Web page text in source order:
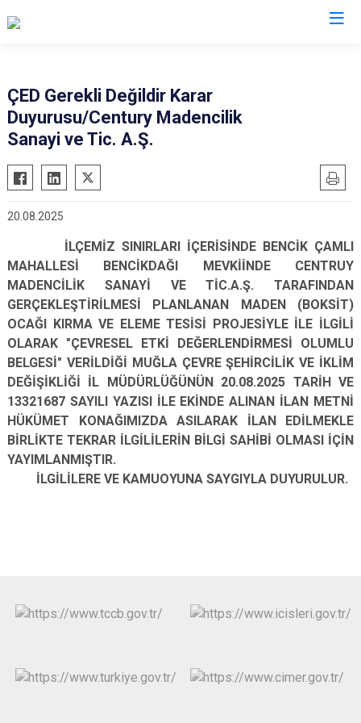
Bodrum
Datça
Marmaris
Milas
Menteşe
ÇED Gerekli Değildir Karar
Duyurusu/Century Madencilik
Sanayi ve Tic. A.Ş.
20.08.2025
İLÇEMİZ SINIRLARI İÇERİSİNDE BENCİK ÇAMLI
MAHALLESİ BENCİKDAĞI MEVKİİNDE CENTRUY
MADENCİLİK SANAYİ VE TİC.A.Ş. TARAFINDAN
GERÇEKLEŞTİRİLMESİ PLANLANAN MADEN (BOKSİT)
OCAĞI KIRMA VE ELEME TESİSİ PROJESİYLE İLE İLGİLİ
OLARAK "ÇEVRESEL ETKİ DEĞERLENDİRMESİ OLUMLU
BELGESİ" VERİLDİĞİ MUĞLA ÇEVRE ŞEHİRCİLİK VE İKLİM
DEĞİŞİKLİĞİ İL MÜDÜRLÜĞÜNÜN 20.08.2025 TARİH VE
13321687 SAYILI YAZISI İLE EKİNDE ALINAN İLAN METNİ
HÜKÜMET KONAĞIMIZDA ASILARAK İLAN EDİLMEKLE
BİRLİKTE TEKRAR İLGİLİLERİN BİLGİ SAHİBİ OLMASI İÇİN
YAYIMLANMIŞTIR.
İLGİLİLERE VE KAMUOYUNA SAYGIYLA DUYURULUR.